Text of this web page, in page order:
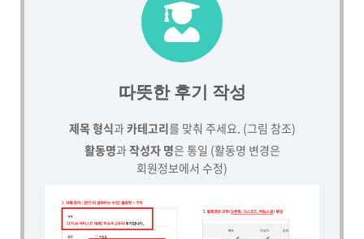
따뜻한 후기 작성
제목 형식과카테고리를 맞춰 주세요. (그림 참조)
활동명과작성자 명은 통일 (활동명 변경은
회원정보에서 수정)